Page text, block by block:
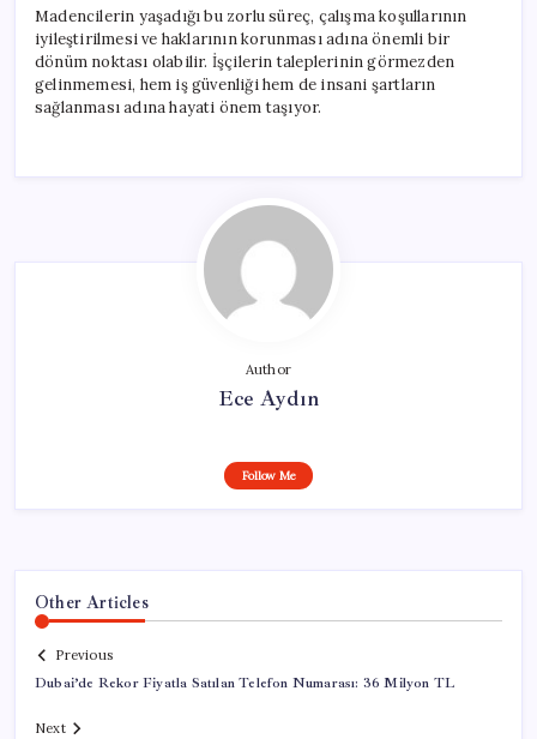
Madencilerin yaşadığı bu zorlu süreç, çalışma koşullarının
iyileştirilmesi ve haklarının korunması adına önemli bir
dönüm noktası olabilir. İşçilerin taleplerinin görmezden
gelinmemesi, hem iş güvenliği hem de insani şartların
sağlanması adına hayati önem taşıyor.
Author
Ece Aydın
Follow Me
Other Articles
Previous
Dubai’de Rekor Fiyatla Satılan Telefon Numarası: 36 Milyon TL
Next